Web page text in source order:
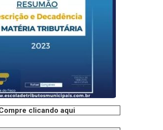
clicando aqui